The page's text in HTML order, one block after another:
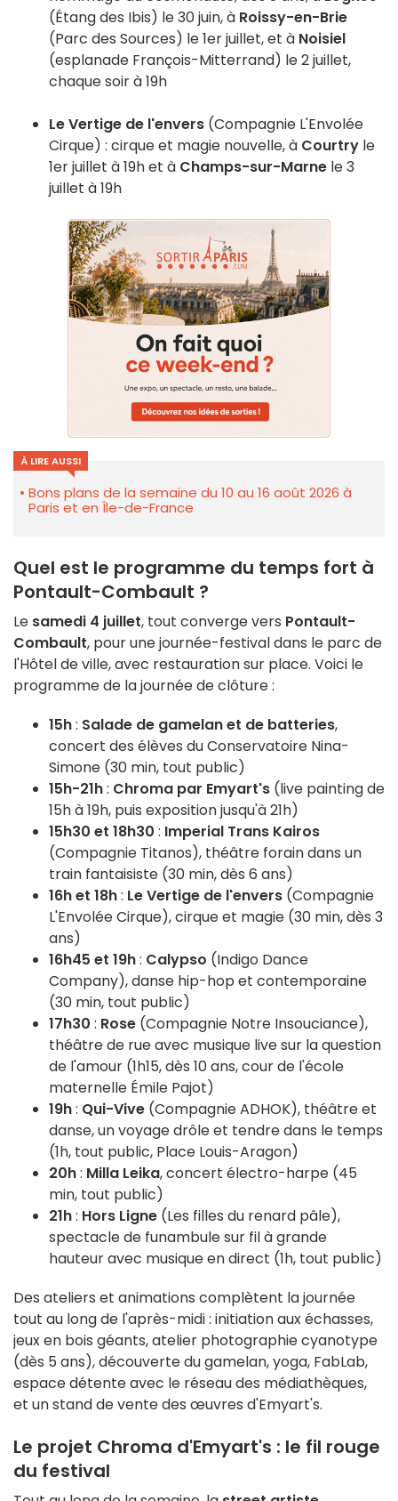
(Étang des Ibis) le 30 juin, à Roissy-en-Brie
(Parc des Sources) le 1er juillet, et à Noisiel
(esplanade François-Mitterrand) le 2 juillet,
chaque soir à 19h
Le Vertige de l'envers (Compagnie L'Envolée
Cirque) : cirque et magie nouvelle, à Courtry le
1er juillet à 19h et à Champs-sur-Marne le 3
juillet à 19h
À LIRE AUSSI
Bons plans de la semaine du 10 au 16 août 2026 à
Paris et en Île-de-France
Quel est le programme du temps fort à
Pontault-Combault ?
Le samedi 4 juillet, tout converge vers Pontault-
Combault, pour une journée-festival dans le parc de
l'Hôtel de ville, avec restauration sur place. Voici le
programme de la journée de clôture :
15h: Salade de gamelan et de batteries,
concert des élèves du Conservatoire Nina-
Simone (30 min, tout public)
15h-21h: Chroma par Emyart's (live painting de
15h à 19h, puis exposition jusqu'à 21h)
15h30 et 18h30 : Imperial Trans Kairos
(Compagnie Titanos), théâtre forain dans un
train fantaisiste (30 min, dès 6 ans)
16h et 18h: Le Vertige de l'envers (Compagnie
L'Envolée Cirque), cirque et magie (30 min, dès 3
ans)
16h45 et 19h: Calypso (Indigo Dance
Company), danse hip-hop et contemporaine
(30 min, tout public)
17h30 : Rose (Compagnie Notre Insouciance),
théâtre de rue avec musique live sur la question
de l'amour (1h15, dès 10 ans, cour de l'école
maternelle Émile Pajot)
19h: Qui-Vive (Compagnie ADHOK), théâtre et
danse, un voyage drôle et tendre dans le temps
(1h, tout public, Place Louis-Aragon)
20h: Milla Leika, concert électro-harpe (45
min, tout public)
21h: Hors Ligne (Les filles du renard pâle),
spectacle de funambule sur fil à grande
hauteur avec musique en direct (1h, tout public)
Des ateliers et animations complètent la journée
tout au long de l'après-midi : initiation aux échasses,
jeux en bois géants, atelier photographie cyanotype
(dès 5 ans), découverte du gamelan, yoga, FabLab,
espace détente avec le réseau des médiathèques,
et un stand de vente des œuvres d'Emyart's.
Le projet Chroma d'Emyart's : le fil rouge
du festival